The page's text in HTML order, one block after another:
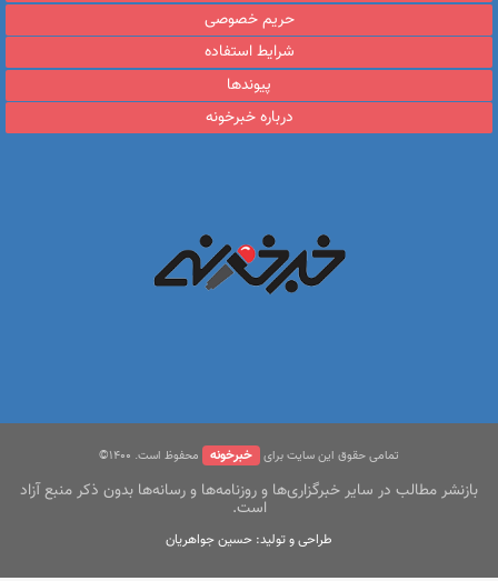
حریم خصوصی
شرایط استفاده
پیوندها
درباره خبرخونه
تمامی حقوق این سایت برای خبرخونه محفوظ است. ۱400©
بازنشر مطالب در سایر خبرگزاری‌ها و روزنامه‌ها و رسانه‌ها بدون ذکر منبع آزاد
است.
طراحی و تولید: حسین جواهریان